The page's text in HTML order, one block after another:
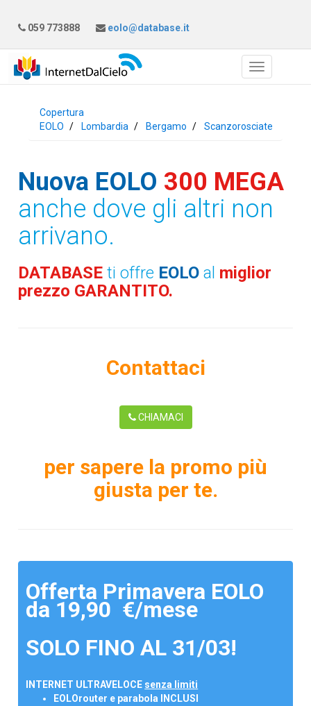
059 773888 eolo@database.it
Copertura
EOLO
Lombardia Bergamo Scanzorosciate
Nuova EOLO 300 MEGA
anche dove gli altri non
arrivano.
DATABASEti offre EOLO al miglior
prezzo GARANTITO.
Contattaci
CHIAMACI
per sapere la promo più
giusta per te.
Offerta Primavera EOLO
da 19,90 €/mese
SOLO FINO AL 31/03!
INTERNET ULTRAVELOCE senza limiti
EOLOrouter e parabola INCLUSI